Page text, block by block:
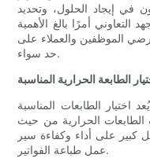
في إيجاد الحلول، وتحديد
التعاوني أمرًا بالغ الأهمية
الموظفين والعملاء على
حد سواء.
الطابعة الحرارية المناسبة
اختيار الطابعات المناسبة
الطابعات الحرارية من حيث
كبير على أداء وكفاءة سير
عمل طباعة الفواتير.